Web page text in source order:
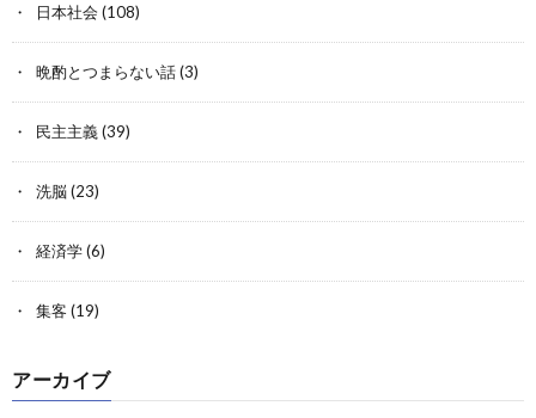
日本社会 (108)
晩酌とつまらない話(3)
民主主義(39)
洗脳(23)
経済学(6)
集客 (19)
アーカイブ